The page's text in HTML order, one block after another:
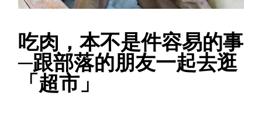
吃肉，本不是件容易的事
─跟部落的朋友一起去逛
「超市」